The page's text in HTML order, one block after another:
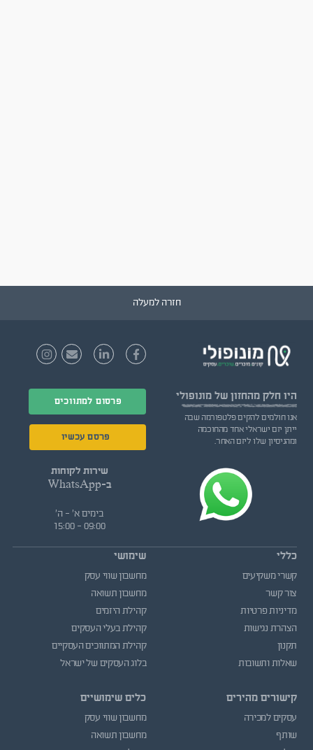
חזרה למעלה
היו חלק מהחזון של מונופולי
אנו חולמים להקים פלטפורמה שבה
ייתן יזם ישראלי אחד מהחוכמה
ומהניסיון שלו ליזם האחר.
פרסום למתווכים
פרסם עכשיו
שירות לקוחות
ב-WhatsApp
בימים א' - ה'
09:00 - 15:00
כללי
קשרי משקיעים
צור קשר
מדיניות פרטיות
הצהרת נגישות
תקנון
שאלות ותשובות
קישורים מהירים
עסקים למכירה
שותף
שימושי
מחשבון שווי עסק
מחשבון תשואה
קהילת היזמים
קהילת בעלי העסקים
קהילת המתווכים העסקיים
בלוג העסקים של ישראל
כלים שימושיים
מחשבון שווי עסק
מחשבון תשואה